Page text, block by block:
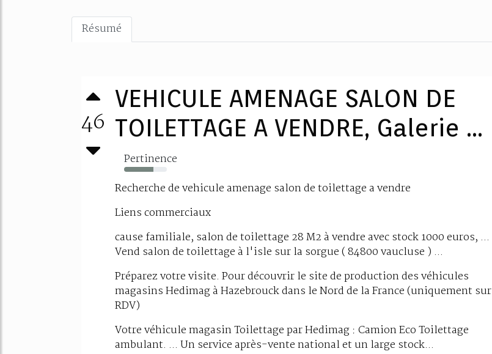
Résumé
46
VEHICULE AMENAGE SALON DE
TOILETTAGE A VENDRE, Galerie ...
Pertinence
69%
Recherche de vehicule amenage salon de toilettage a vendre
Liens commerciaux
cause familiale, salon de toilettage 28 M2 à vendre avec stock 1000 euros, ...
Vend salon de toilettage à l'isle sur la sorgue ( 84800 vaucluse ) ...
Préparez votre visite. Pour découvrir le site de production des véhicules
magasins Hedimag à Hazebrouck dans le Nord de la France (uniquement sur
RDV)
Votre véhicule magasin Toilettage par Hedimag : Camion Eco Toilettage
ambulant. ... Un service après-vente national et un large stock...